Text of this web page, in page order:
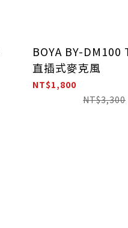
BOYA BY-DM100
直插式麥克風
NT$1,800
NT$3,300